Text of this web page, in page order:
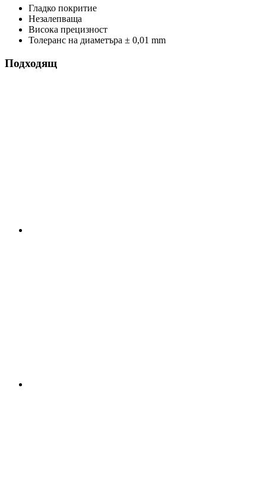
Гладко покритие
Незалепваща
Висока прецизност
Толеранс на диаметъра ± 0,01 mm
Подходящ